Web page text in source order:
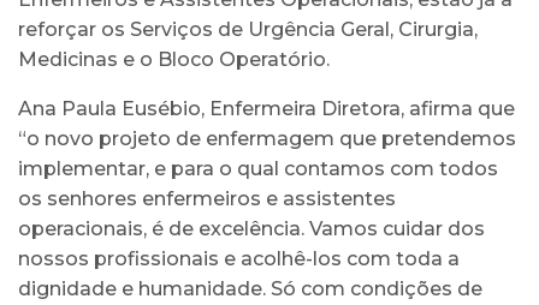
reforçar os Serviços de Urgência Geral, Cirurgia,
Medicinas e o Bloco Operatório.
Ana Paula Eusébio, Enfermeira Diretora, afirma que
“o novo projeto de enfermagem que pretendemos
implementar, e para o qual contamos com todos
os senhores enfermeiros e assistentes
operacionais, é de excelência. Vamos cuidar dos
nossos profissionais e acolhê-los com toda a
dignidade e humanidade. Só com condições de